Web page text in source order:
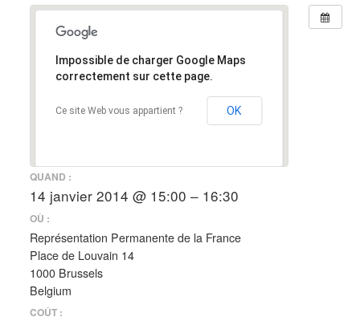
Impossible de charger Google Maps
correctement sur cette page.
Ce site Web vous appartient ? OK
QUAND :
14 janvier 2014 @ 15:00 – 16:30
OÙ :
Représentation Permanente de la France
Place de Louvain 14
1000 Brussels
Belgium
COÛT :